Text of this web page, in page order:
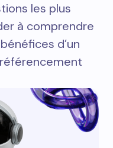
les plus
à comprendre
d’un